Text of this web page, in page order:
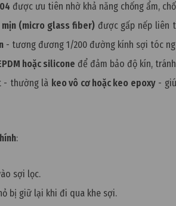
được ưu tiên nhờ khả năng chống ẩm,
(micro glass fiber)được gấp nếp liên
- tương đương 1/200 đường kính sợi tóc
hoặc silicone để đảm bảo độ kín,
- thường là keo vô cơ hoặc keo epoxy-
:
sợi lọc.
bị giữ lại khi đi qua khe sợi.